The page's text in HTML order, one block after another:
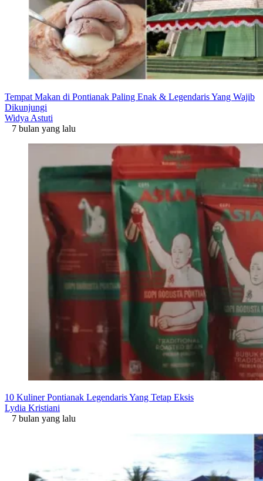
Tempat Makan di Pontianak Paling Enak & Legendaris Yang Wajib
Dikunjungi
Widya Astuti
7 bulan yang lalu
10 Kuliner Pontianak Legendaris Yang Tetap Eksis
Lydia Kristiani
7 bulan yang lalu